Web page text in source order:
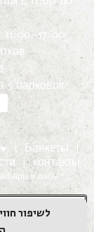
11:00-17:00
5 парковок.
Банкеты
контакты
Бары и пабы